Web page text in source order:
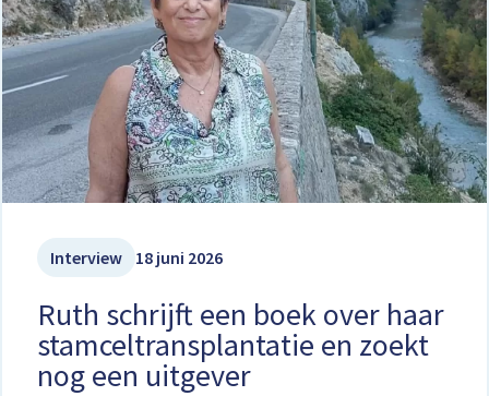
Interview 18 juni 2026
Ruth schrijft een boek over haar
stamceltransplantatie en zoekt
nog een uitgever